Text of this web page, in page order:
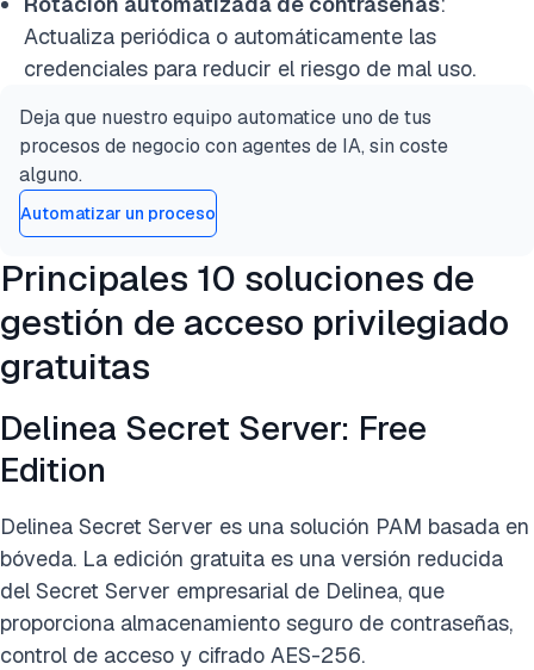
Actualiza periódica o automáticamente las
credenciales para reducir el riesgo de mal uso.
Deja que nuestro equipo automatice uno de tus
procesos de negocio con agentes de IA, sin coste
alguno.
Automatizar un proceso
Principales 10 soluciones de
gestión de acceso privilegiado
gratuitas
Delinea Secret Server: Free
Edition
Delinea Secret Server es una solución PAM basada en
bóveda. La edición gratuita es una versión reducida
del Secret Server empresarial de Delinea, que
proporciona almacenamiento seguro de contraseñas,
control de acceso y cifrado AES-256.